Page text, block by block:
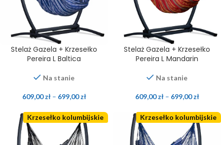
Stelaż Gazela + Krzesełko
Pereira L Baltica
Na stanie
609,00zł – 699,00zł
Stelaż Gazela + Krzesełko
Pereira L Mandarin
Na stanie
609,00zł – 699,00zł
Krzesełko kolumbijskie Krzesełko kolumbijskie